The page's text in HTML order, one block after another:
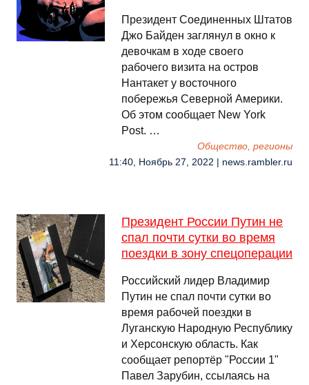
Президент Соединенных Штатов
Джо Байден заглянул в окно к
девочкам в ходе своего
рабочего визита на остров
Нантакет у восточного
побережья Северной Америки.
Об этом сообщает New York
Post. …
Общество, регионы
11:40, Ноябрь 27, 2022 | news.rambler.ru
Президент России Путин не
спал почти сутки во время
поездки в зону спецоперации
Российский лидер Владимир
Путин не спал почти сутки во
время рабочей поездки в
Луганскую Народную Республику
и Херсонскую область. Как
сообщает репортёр "России 1"
Павел Зарубин, ссылаясь на